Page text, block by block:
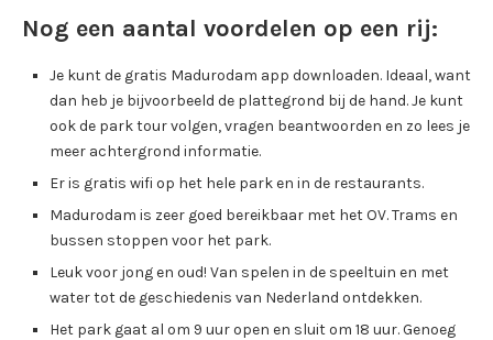
Nog een aantal voordelen op een rij:
Je kunt de gratis Madurodam app downloaden. Ideaal, want
dan heb je bijvoorbeeld de plattegrond bij de hand. Je kunt
ook de park tour volgen, vragen beantwoorden en zo lees je
meer achtergrond informatie.
Er is gratis wifi op het hele park en in de restaurants.
Madurodam is zeer goed bereikbaar met het OV. Trams en
bussen stoppen voor het park.
Leuk voor jong en oud! Van spelen in de speeltuin en met
water tot de geschiedenis van Nederland ontdekken.
Het park gaat al om 9 uur open en sluit om 18 uur. Genoeg